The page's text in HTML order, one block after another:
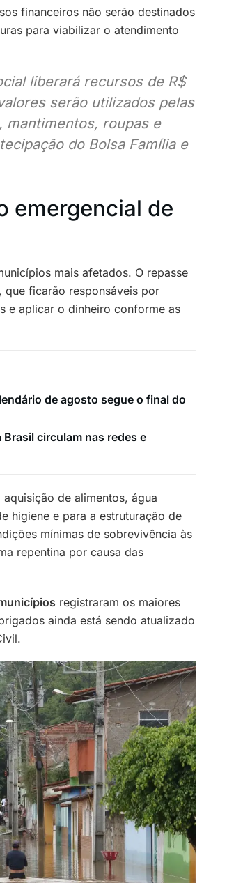
financeiros não serão destinados
para viabilizar o atendimento
liberará recursos de R$
serão utilizados pelas
mantimentos, roupas e
do Bolsa Família e
emergencial de
mais afetados. O repasse
que ficarão responsáveis por
e aplicar o dinheiro conforme as
de agosto segue o final do
circulam nas redes e
de alimentos, água
higiene e para a estruturação de
mínimas de sobrevivência às
repentina por causa das
registraram os maiores
ainda está sendo atualizado